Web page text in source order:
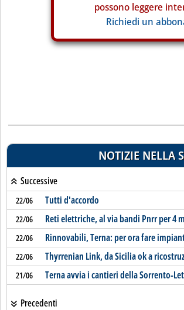
possono leggere
Richiedi un
NOTIZIE NELLA
Successive
22/06 Tutti d'accordo
22/06 Reti elettriche, al via bandi Pnrr per 4
22/06 Rinnovabili, Terna: per ora fare
22/06 Thyrrenian Link, da Sicilia ok a
21/06 Terna avvia i cantieri della Sorrento-
Precedenti